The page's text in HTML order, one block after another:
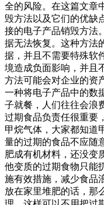
全的风险。在这篇文章
毁方法以及它们的优缺
接的电子产品销毁方法
据无法恢复。这种方法
据，并且不需要特殊软
境造成负面影响，并且
方法可能会对企业的资
一种将电子产品中的数
子就餐，人们往往会浪
过期食品负责任很重要
甲烷气体，大家都知道
量的过期的食品不应随
肥成有机材料，还没变
他变质的过期食物只能
施有效措施，减少食品
放在家里堆肥的话，那